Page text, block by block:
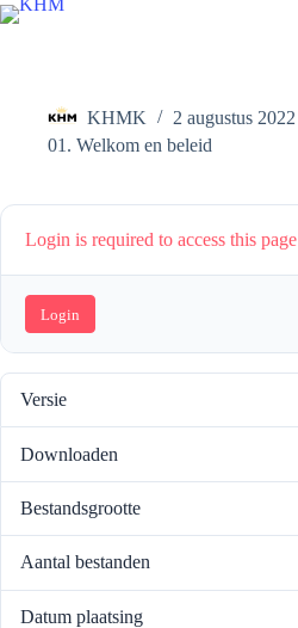
Ga
naar
KHMK
2 augustus 2022
01. Welkom en beleid
Login is required to access this page
Login
Versie
Downloaden
Bestandsgrootte
Aantal bestanden
Datum plaatsing